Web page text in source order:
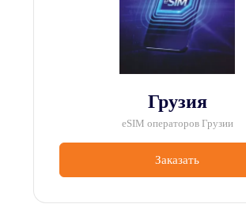
Грузия
eSIM операторов Грузии
Заказать